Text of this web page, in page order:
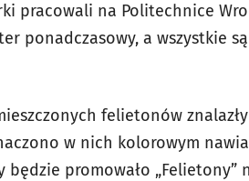
pracowali na Politechnice
ponadczasowy, a wszystkie
felietonów
w nich kolorowym
promowało „Felietony”